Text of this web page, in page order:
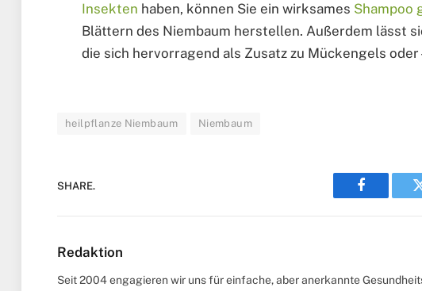
Insekten haben, können Sie ein wirksames Shampoo
Blättern des Niembaum herstellen. Außerdem lässt
die sich hervorragend als Zusatz zu Mückengels oder
heilpflanze Niembaum Niembaum
SHARE.
Facebook
Redaktion
Seit 2004 engagieren wir uns für einfache, aber anerkannte